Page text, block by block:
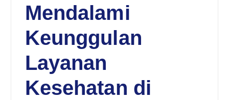
Mendalami
Keunggulan
Layanan
Kesehatan di